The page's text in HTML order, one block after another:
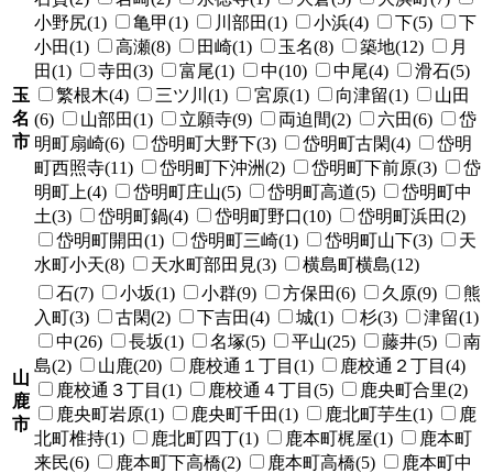
玉
名
市
小野尻(1)
亀甲(1) 川部田(1) 小浜(4) 下(5)
下
小田(1)
高瀬(8) 田崎(1) 玉名(8) 築地(12)
月
田(1)
寺田(3) 富尾(1) 中(10) 中尾(4)
滑石(5)
繁根木(4)
三ツ川(1) 宮原(1) 向津留(1)
山田
(6)
山部田(1) 立願寺(9) 両迫間(2) 六田(6)
岱
明町扇崎(6)
岱明町大野下(3) 岱明町古閑(4)
岱明
町西照寺(11)
岱明町下沖洲(2) 岱明町下前原(3)
岱
明町上(4)
岱明町庄山(5) 岱明町高道(5)
岱明町中
土(3)
岱明町鍋(4) 岱明町野口(10)
岱明町浜田(2)
岱明町開田(1)
岱明町三崎(1) 岱明町山下(3)
天
水町小天(8)
天水町部田見(3) 横島町横島(12)
山
鹿
市
石(7) 小坂(1) 小群(9) 方保田(6) 久原(9)
熊
入町(3)
古閑(2) 下吉田(4) 城(1) 杉(3)
津留(1)
中(26)
長坂(1) 名塚(5) 平山(25) 藤井(5)
南
島(2)
山鹿(20) 鹿校通１丁目(1)
鹿校通２丁目(4)
鹿校通３丁目(1)
鹿校通４丁目(5)
鹿央町合里(2)
鹿央町岩原(1)
鹿央町千田(1) 鹿北町芋生(1)
鹿
北町椎持(1)
鹿北町四丁(1) 鹿本町梶屋(1)
鹿本町
来民(6)
鹿本町下高橋(2) 鹿本町高橋(5)
鹿本町中